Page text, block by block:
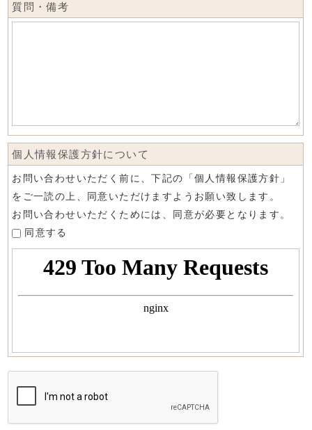
質問・備考
個人情報保護方針について
お問い合わせいただく前に、下記の「個人情報保護方針」
をご一読の上、同意いただけますようお願い致します。
お問い合わせいただくためには、同意が必要となります。
同意する